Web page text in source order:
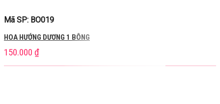
Mã SP: BO019
HOA HƯỚNG DƯƠNG 1 BÔNG
150.000 ₫